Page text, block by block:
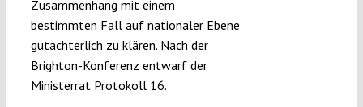
Zusammenhang mit einem
bestimmten Fall auf nationaler Ebene
gutachterlich zu klären. Nach der
Brighton-Konferenz entwarf der
Ministerrat Protokoll 16.